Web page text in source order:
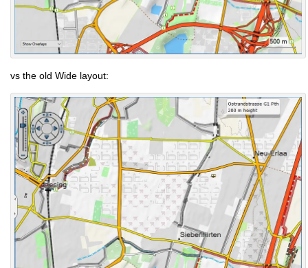
vs the old Wide layout: